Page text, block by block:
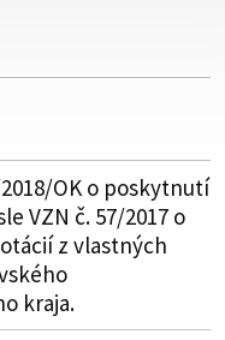
OK o poskytnutí
VZN č. 57/2017 o
z vlastných
kraja.